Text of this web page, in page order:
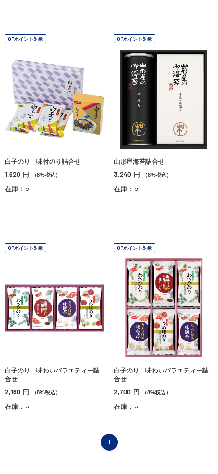
OPポイント対象
白子のり 味付のり詰合せ
1,620 円 （8%税込）
在庫：○
OPポイント対象
山形屋海苔詰合せ
3,240 円 （8%税込）
在庫：○
OPポイント対象
白子のり 味わいバラエティー詰
合せ
2,160 円 （8%税込）
在庫：○
OPポイント対象
白子のり 味わいバラエティー詰
合せ
2,700 円 （8%税込）
在庫：○
1